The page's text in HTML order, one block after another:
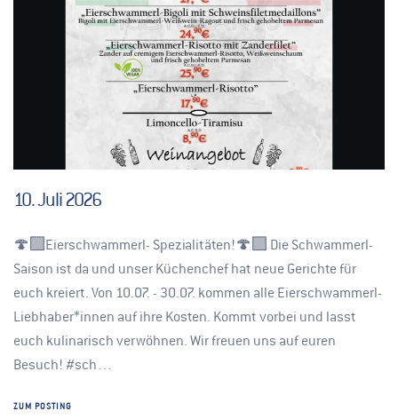
10. Juli 2026
🍄‍🟫Eierschwammerl- Spezialitäten!🍄‍🟫 Die Schwammerl-
Saison ist da und unser Küchenchef hat neue Gerichte für
euch kreiert. Von 10.07. - 30.07. kommen alle Eierschwammerl-
Liebhaber*innen auf ihre Kosten. Kommt vorbei und lasst
euch kulinarisch verwöhnen. Wir freuen uns auf euren
Besuch! #sch…
ZUM POSTING